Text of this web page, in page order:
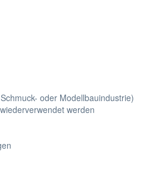
oder Modellbauindustrie)
werden